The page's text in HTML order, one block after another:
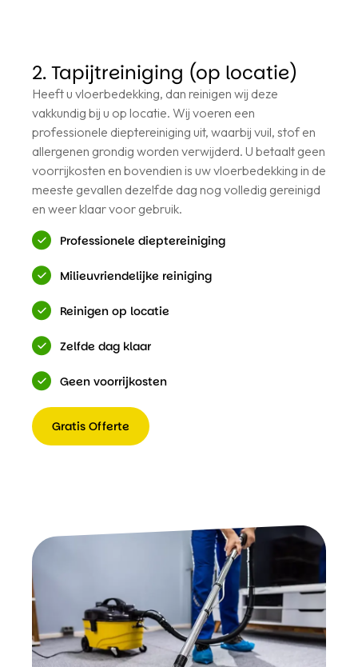
2. Tapijtreiniging (op locatie)
Heeft u vloerbedekking, dan reinigen wij deze
vakkundig bij u op locatie. Wij voeren een
professionele dieptereiniging uit, waarbij vuil, stof en
allergenen grondig worden verwijderd. U betaalt geen
voorrijkosten en bovendien is uw vloerbedekking in de
meeste gevallen dezelfde dag nog volledig gereinigd
en weer klaar voor gebruik.
Professionele dieptereiniging
Milieuvriendelijke reiniging
Reinigen op locatie
Zelfde dag klaar
Geen voorrijkosten
Gratis Offerte